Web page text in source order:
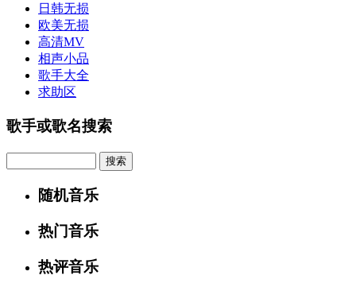
日韩无损
欧美无损
高清MV
相声小品
歌手大全
求助区
歌手或歌名搜索
随机音乐
热门音乐
热评音乐